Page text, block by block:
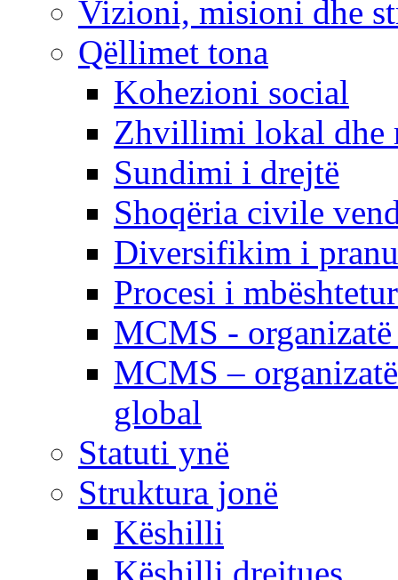
Vizioni, misioni dhe
Qëllimet tona
Kohezioni social
Zhvillimi lokal dhe
Sundimi i drejtë
Shoqëria civile
Diversifikim i
Procesi i
MCMS -
MCMS –
global
Statuti ynë
Struktura jonë
Këshilli
Këshilli drejtues